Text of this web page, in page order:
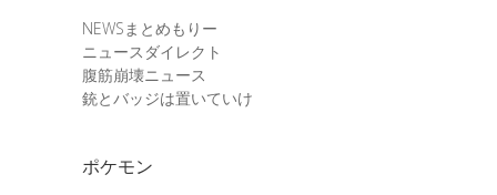
NEWSまとめもりー
ニュースダイレクト
腹筋崩壊ニュース
銃とバッジは置いていけ
ポケモン